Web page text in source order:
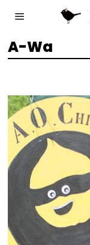
A-Wa